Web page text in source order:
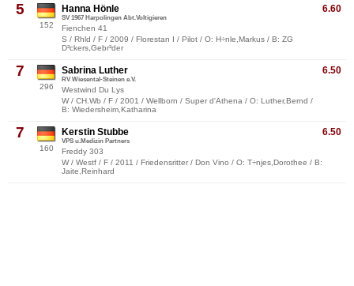
5
152
6.60
Hanna Hönle
SV 1967 Harpolingen Abt.Voltigieren
Fienchen 41
S / Rhld / F / 2009 / Florestan I / Pilot / O: H÷nle,Markus / B: ZG
D³ckers,Gebr³der
7
296
6.50
Sabrina Luther
RV Wiesental-Steinen e.V.
Westwind Du Lys
W / CH.Wb / F / 2001 / Wellborn / Super d'Athena / O: Luther,Bernd /
B: Wiedersheim,Katharina
7
160
6.50
Kerstin Stubbe
VPS u.Medizin Partners
Freddy 303
W / Westf / F / 2011 / Friedensritter / Don Vino / O: T÷njes,Dorothee / B:
Jaite,Reinhard